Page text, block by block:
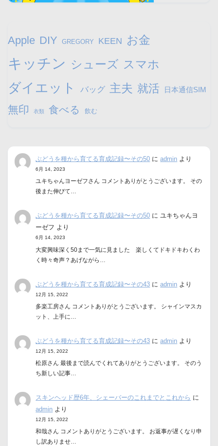
Apple DIY GREGORY KEEN お金
キッチン シューズ スマホ
ダイエット バッグ 主夫 就活 日本通信SIM
無印 衣類 食べる 飲む
ぶどうを種から育てる育成記録〜その50 にadmin より
6月 14, 2023
ユキちゃんヨーゼフさん コメントありがとうございます。 その
後また伸びて…
ぶどうを種から育てる育成記録〜その50 にユキちゃんヨ
ーゼフ より
6月 14, 2023
大変興味深く50まで一気に見ました 楽しくてドキドキわくわ
く時々奇声？あげながら…
ぶどうを種から育てる育成記録〜その43 にadmin より
12月 15, 2022
多楽工房さん コメントありがとうございます。 シャインマスカ
ット、上手に…
ぶどうを種から育てる育成記録〜その43 にadmin より
12月 15, 2022
松原さん 最後まで読んでくれてありがとうございます。 そのう
ち新しい記事…
スキンヘッド歴6年、シェーバーのこれまでとこれから に
admin より
12月 15, 2022
和哉さん コメントありがとうございます。 お返事が遅くなり申
し訳ありませ…